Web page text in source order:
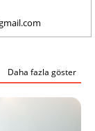
Daha fazla göster